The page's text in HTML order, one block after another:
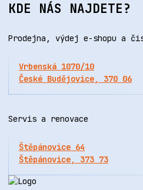
KDE NÁS NAJDETE?
Prodejna, výdej e-shopu a
Vrbenská 1070/10
České Budějovice, 370 06
Servis a renovace
Štěpánovice 64
Štěpánovice, 373 73